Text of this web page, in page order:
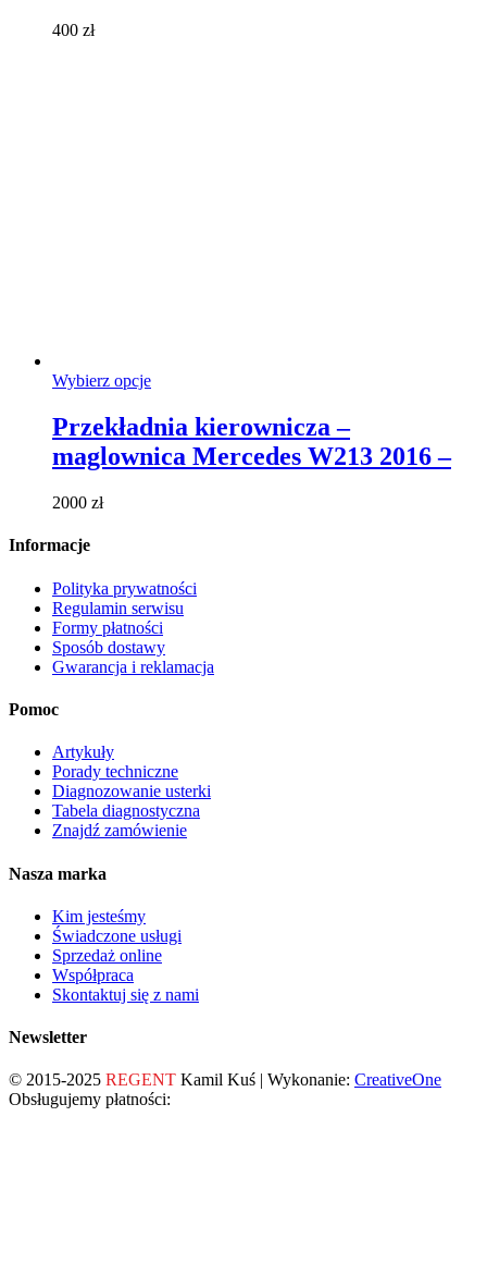
400 zł
Wybierz opcjeTen
ma
wiele
wariantów.
Przekładnia kierownicza –
maglownica Mercedes W213 2016 –
2000 zł
Informacje
Polityka prywatności
Regulamin serwisu
Formy płatności
Sposób dostawy
Gwarancja i reklamacja
Pomoc
Artykuły
Porady techniczne
Diagnozowanie usterki
Tabela diagnostyczna
Znajdź zamówienie
Nasza marka
Kim jesteśmy
Świadczone usługi
Sprzedaż online
Współpraca
Skontaktuj się z nami
Newsletter
© 2015-2025 REGENT Kamil Kuś | Wykonanie: CreativeOne
Obsługujemy płatności: